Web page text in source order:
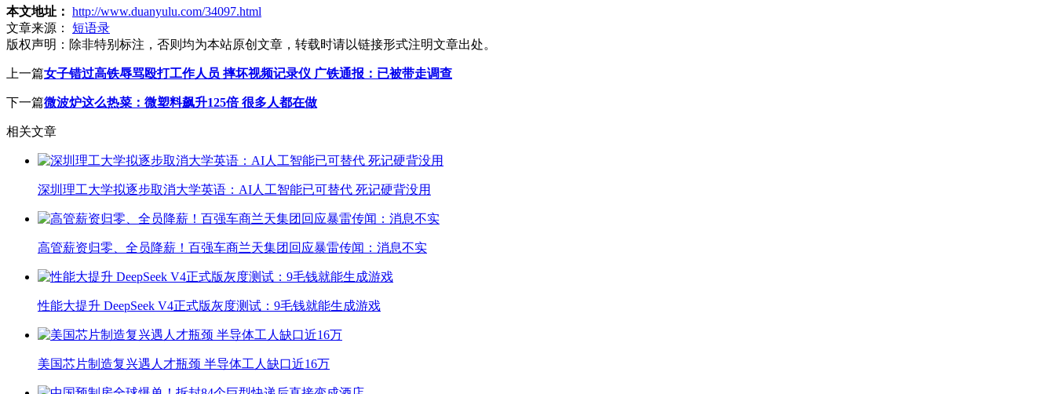
本文地址： http://www.duanyulu.com/34097.html
文章来源：
短语录
版权声明： 除非特别标注，否则均为本站原创文章，转载时请以链接形式注明文章出处。
上一篇女子错过高铁辱骂殴打工作人员 摔坏视频记录仪 广铁通报：已被带走调查
下一篇微波炉这么热菜：微塑料飙升125倍 很多人都在做
相关文章
深圳理工大学拟逐步取消大学英语：AI人工智能已可替代 死记硬背没用
高管薪资归零、全员降薪！百强车商兰天集团回应暴雷传闻：消息不实
性能大提升 DeepSeek V4正式版灰度测试：9毛钱就能生成游戏
美国芯片制造复兴遇人才瓶颈 半导体工人缺口近16万